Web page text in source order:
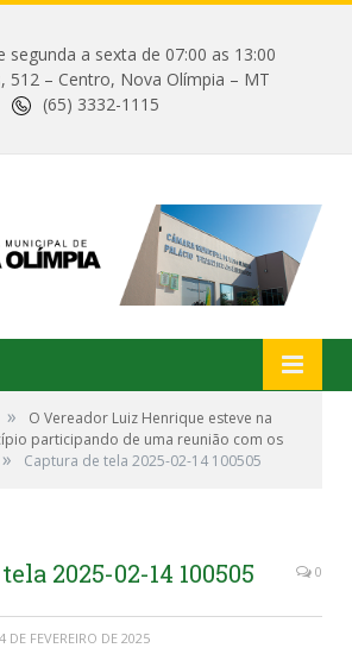
segunda a sexta de 07:00 as 13:00
512 – Centro, Nova Olímpia – MT
(65) 3332-1115
»
O Vereador Luiz Henrique esteve na
participando de uma reunião com os
» Captura de tela 2025-02-14 100505
2025-02-14 100505 0
DE FEVEREIRO DE 2025